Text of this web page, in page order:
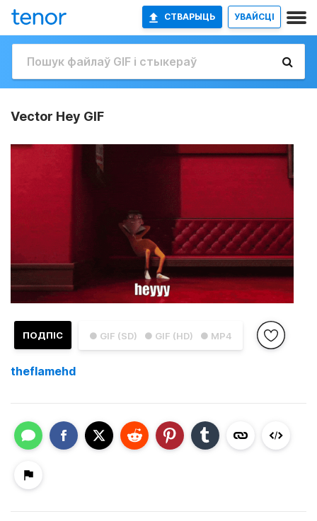
СТВАРЫЦЬ УВАЙСЦІ
Vector Hey GIF
● GIF (SD) ● GIF (HD) ● MP4
ПОДПІС
theflamehd